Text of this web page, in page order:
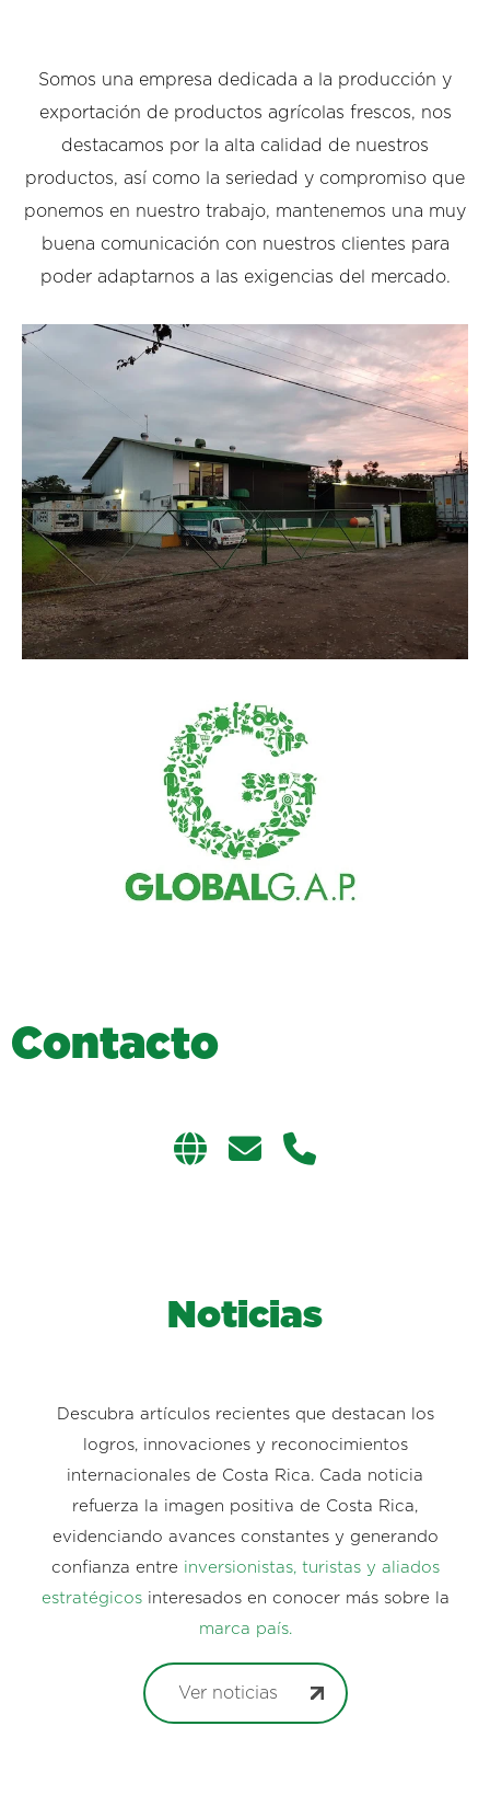
Somos una empresa dedicada a la producción y
exportación de productos agrícolas frescos, nos
destacamos por la alta calidad de nuestros
productos, así como la seriedad y compromiso que
ponemos en nuestro trabajo, mantenemos una muy
buena comunicación con nuestros clientes para
poder adaptarnos a las exigencias del mercado.
Contacto
Noticias
Descubra artículos recientes que destacan los
logros, innovaciones y reconocimientos
internacionales de Costa Rica. Cada noticia
refuerza la imagen positiva de Costa Rica,
evidenciando avances constantes y generando
confianza entre inversionistas, turistas y aliados
estratégicos interesados en conocer más sobre la
marca país.
Ver noticias